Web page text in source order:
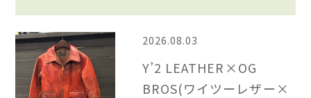
2026.08.03
Y’2 LEATHER×OG
BROS(ワイツーレザー×